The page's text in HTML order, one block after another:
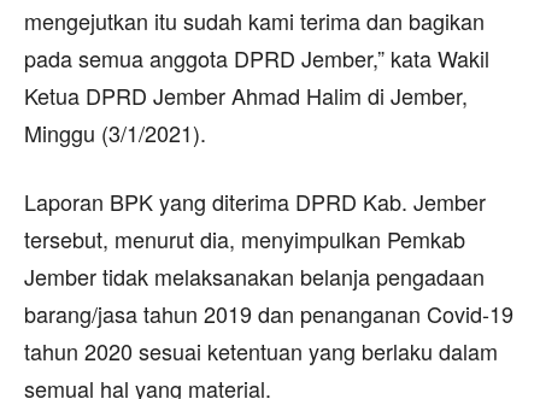
mengejutkan itu sudah kami terima dan bagikan
pada semua anggota DPRD Jember,” kata Wakil
Ketua DPRD Jember Ahmad Halim di Jember,
Minggu (3/1/2021).
Laporan BPK yang diterima DPRD Kab. Jember
tersebut, menurut dia, menyimpulkan Pemkab
Jember tidak melaksanakan belanja pengadaan
barang/jasa tahun 2019 dan penanganan Covid-19
tahun 2020 sesuai ketentuan yang berlaku dalam
semual hal yang material.